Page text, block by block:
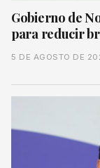
Gobierno de
para reducir
5 DE AGOSTO DE